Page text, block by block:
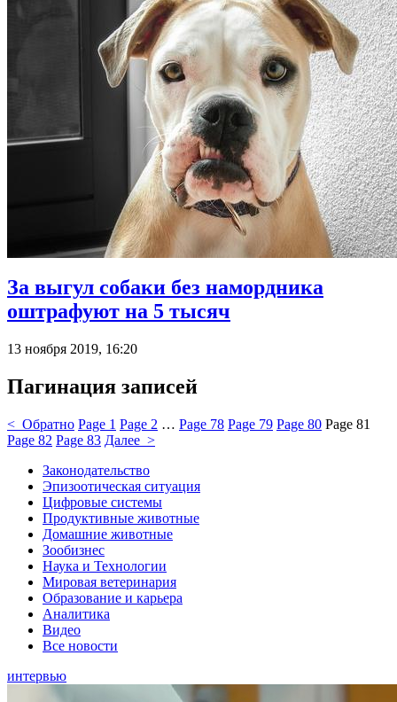
За выгул собаки без намордника
оштрафуют на 5 тысяч
13 ноября 2019, 16:20
Пагинация записей
< Обратно Page 1 Page 2 … Page 78 Page 79 Page 80 Page 81
Page 82 Page 83 Далее >
Законодательство
Эпизоотическая ситуация
Цифровые системы
Продуктивные животные
Домашние животные
Зообизнес
Наука и Технологии
Мировая ветеринария
Образование и карьера
Аналитика
Видео
Все новости
интервью